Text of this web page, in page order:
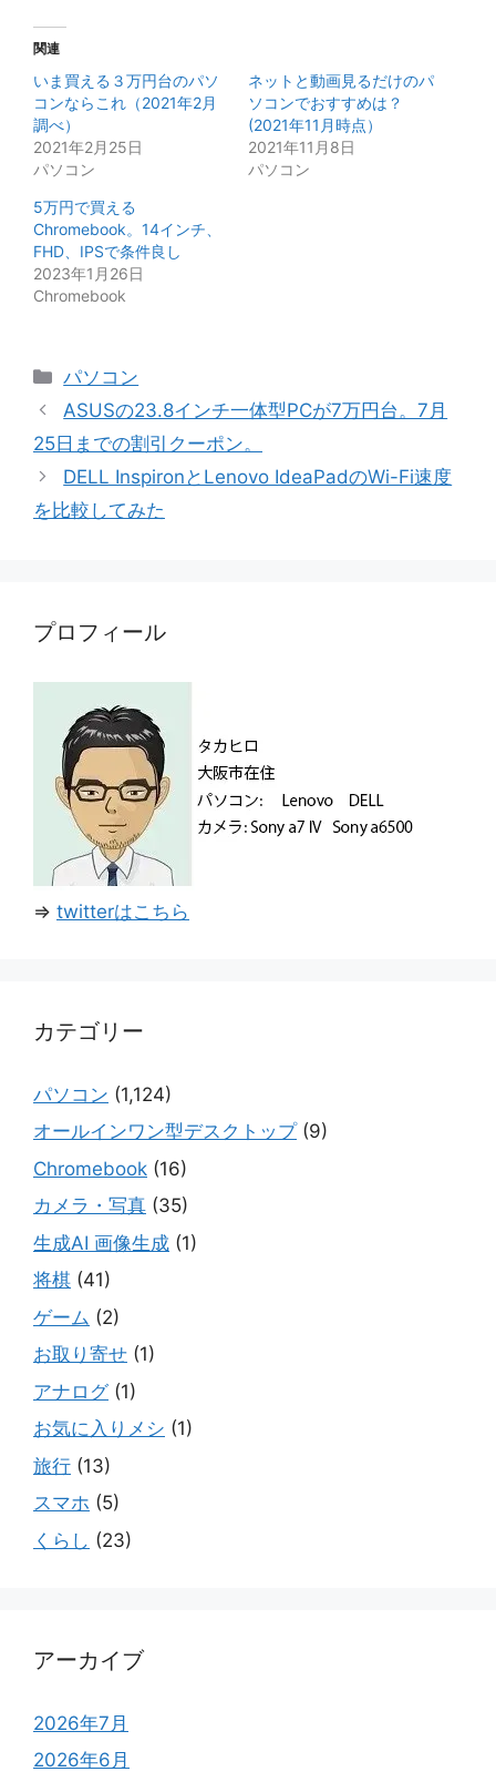
関連
いま買える３万円台のパソ
コンならこれ（2021年2月
調べ）
2021年2月25日
パソコン
ネットと動画見るだけのパ
ソコンでおすすめは？
(2021年11月時点）
2021年11月8日
パソコン
5万円で買える
Chromebook。14インチ、
FHD、IPSで条件良し
2023年1月26日
Chromebook
カ
テ
リ
ー
パソコン
ASUSの23.8インチ一体型PCが7万円台。7月
25日までの割引クーポン。
DELL InspironとLenovo IdeaPadのWi-Fi速度
を比較してみた
プロフィール
⇒ twitterはこちら
カテゴリー
パソコン (1,124)
オールインワン型デスクトップ(9)
Chromebook (16)
カメラ・写真 (35)
生成AI 画像生成 (1)
将棋 (41)
ゲーム (2)
お取り寄せ (1)
アナログ(1)
お気に入りメシ (1)
旅行 (13)
スマホ (5)
くらし (23)
アーカイブ
2026年7月
2026年6月